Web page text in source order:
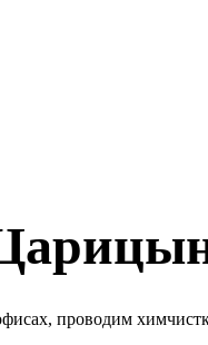
проводим